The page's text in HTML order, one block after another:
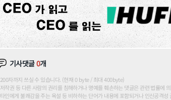
기사댓글0개
200자까지 쓰실 수 있습니다. (현재 0 byte / 최대 400byte)
저작권 등 다른 사람의 권리를 침해하거나 명예를 훼손하는 댓글은 관련 법률에
타인에게 불쾌감을 주는 욕설 등 비하하는 단어가 내용에 포함되거나 인신공격